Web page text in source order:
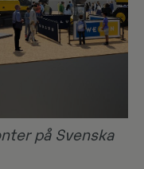
på Svenska